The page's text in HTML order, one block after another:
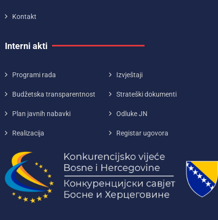
Kontakt
Interni akti
Programi rada Izvještaji
Budžetska transparentnost Strateški dokumenti
Plan javnih nabavki Odluke JN
Realizacija Registar ugovora